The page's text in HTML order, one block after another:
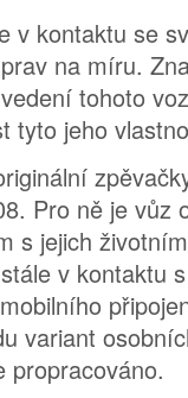
v kontaktu se
na míru.
tohoto
tyto jeho
Pro ně je vůz
s jejich
v kontaktu
variant
propracováno.